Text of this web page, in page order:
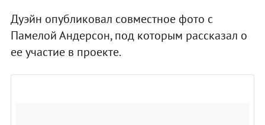
Дуэйн опубликовал совместное фото с
Памелой Андерсон, под которым рассказал о
ее участие в проекте.